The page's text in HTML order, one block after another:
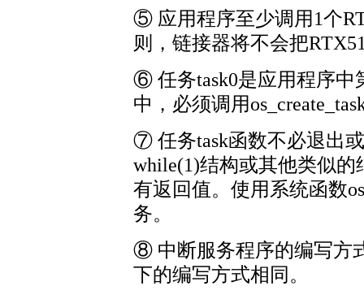
⑤ 应用程序至少调用1个
则，链接器将不会把
⑥ 任务task0是应用程序中
中，必须调用
⑦ 任务task函数不必退出
while(1)结构或其他类似
有返回值。使用系统函数
务。
⑧ 中断服务程序的编写方
下的编写方式相同。